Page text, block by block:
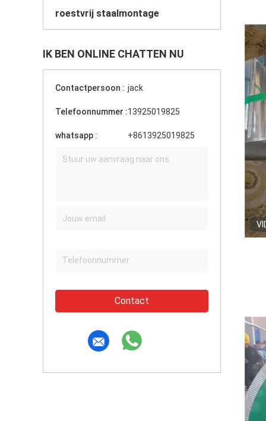
roestvrij staalmontage
IK BEN ONLINE CHATTEN NU
Contactpersoon : jack
Telefoonnummer :13925019825
whatsapp : +8613925019825
Contact